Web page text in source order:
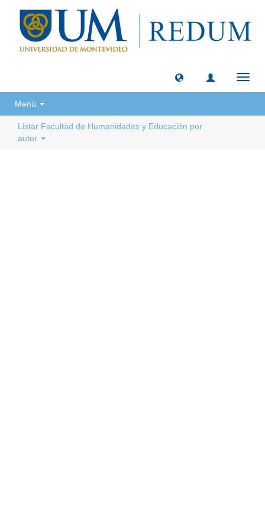
Menú
Listar Facultad de Humanidades y Educación por
autor